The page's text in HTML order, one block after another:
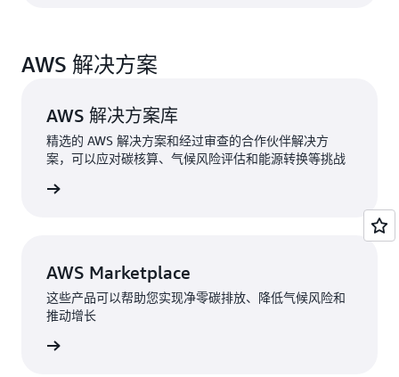
AWS 解决方案
AWS 解决方案库
精选的 AWS 解决方案和经过审查的合作伙伴解决方
案，可以应对碳核算、气候风险评估和能源转换等挑战
AWS Marketplace
这些产品可以帮助您实现净零碳排放、降低气候风险和
推动增长